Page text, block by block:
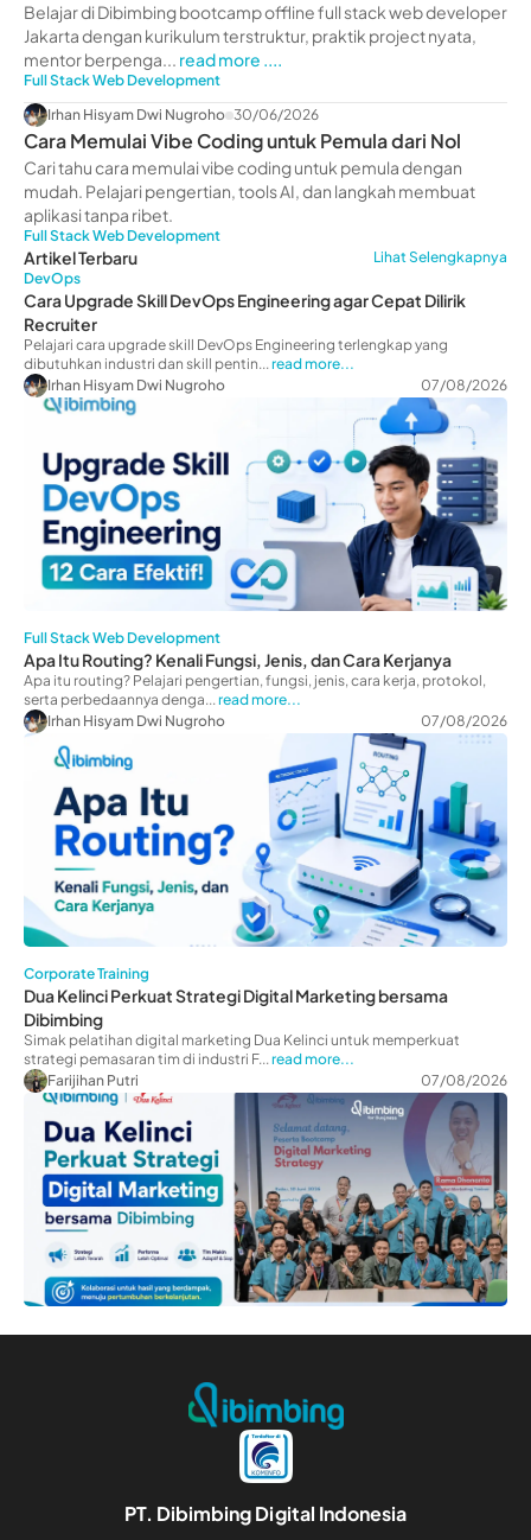
Developer Jakarta
Belajar di Dibimbing bootcamp offline full stack web developer
Jakarta dengan kurikulum terstruktur, praktik project nyata,
mentor berpenga... read more ....
Full Stack Web Development
Irhan Hisyam Dwi Nugroho 30/06/2026
Cara Memulai Vibe Coding untuk Pemula dari Nol
Cari tahu cara memulai vibe coding untuk pemula dengan
mudah. Pelajari pengertian, tools AI, dan langkah membuat
aplikasi tanpa ribet.
Full Stack Web Development
Artikel Terbaru
Lihat Selengkapnya
DevOps
Cara Upgrade Skill DevOps Engineering agar Cepat Dilirik
Recruiter
Pelajari cara upgrade skill DevOps Engineering terlengkap yang
dibutuhkan industri dan skill pentin...read more...
Irhan Hisyam Dwi Nugroho
07/08/2026
Full Stack Web Development
Apa Itu Routing? Kenali Fungsi, Jenis, dan Cara Kerjanya
Apa itu routing? Pelajari pengertian, fungsi, jenis, cara kerja, protokol,
serta perbedaannya denga...read more...
Irhan Hisyam Dwi Nugroho
07/08/2026
Corporate Training
Dua Kelinci Perkuat Strategi Digital Marketing bersama
Dibimbing
Simak pelatihan digital marketing Dua Kelinci untuk memperkuat
strategi pemasaran tim di industri F...read more...
Farijihan Putri
07/08/2026
PT. Dibimbing Digital Indonesia